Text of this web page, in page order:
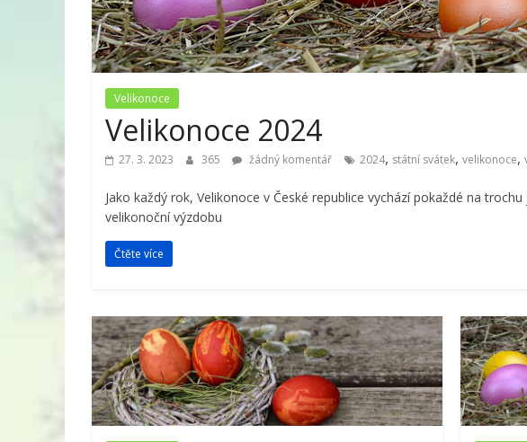
Velikonoce
Velikonoce 2024
27. 3. 2023 365 žádný komentář 2024, státní svátek, velikonoce,
Jako každý rok, Velikonoce v České republice vychází pokaždé na
velikonoční výzdobu
Čtěte více